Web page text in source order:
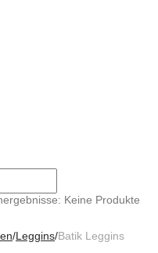
Keine Produkte
/Leggins/Batik Leggins